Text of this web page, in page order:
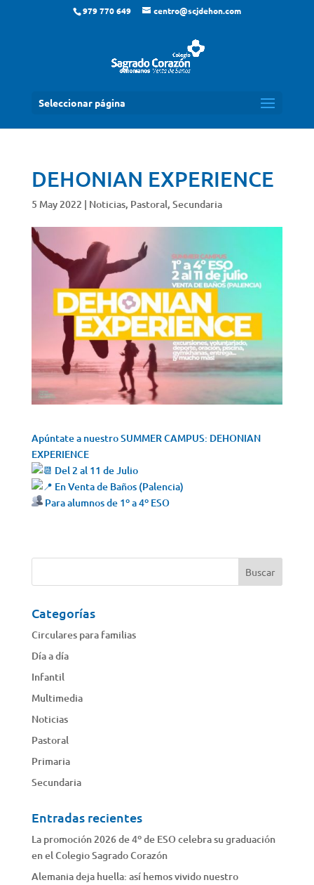
979 770 649 centro@scjdehon.com
Seleccionar página
DEHONIAN EXPERIENCE
5 May 2022 | Noticias, Pastoral, Secundaria
Apúntate a nuestro SUMMER CAMPUS: DEHONIAN
EXPERIENCE
Del 2 al 11 de Julio
En Venta de Baños (Palencia)
Para alumnos de 1º a 4º ESO
Categorías
Circulares para familias
Día a día
Infantil
Multimedia
Noticias
Pastoral
Primaria
Secundaria
Entradas recientes
La promoción 2026 de 4º de ESO celebra su graduación
en el Colegio Sagrado Corazón
Alemania deja huella: así hemos vivido nuestro